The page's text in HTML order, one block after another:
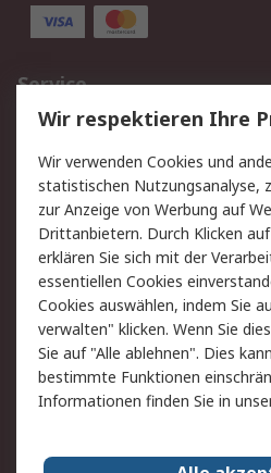
Service
Value Added Services
Rücksendungen
Hilfe
Rechtliches
AGB
Cookie-Richtlinie
Copyright/Impressum
Über RS
Wir respektieren Ihre
Wir verwenden Cookies und
statistischen Nutzungsanalyse,
zur Anzeige von Werbung auf
Drittanbietern. Durch Klicken
erklären Sie sich mit der
essentiellen Cookies
Cookies auswählen, indem Sie
verwalten" klicken. Wenn Sie
Sie auf "Alle ablehnen". Dies
bestimmte Funktionen
Informationen finden Sie in